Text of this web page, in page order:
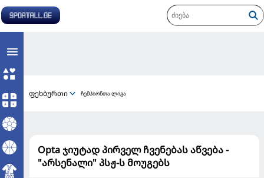
ფეხბურთი ჩემპიონთა ლიგა
Opta ჯიუტად პირველ ჩვენებას აწვება -
"არსენალი" პსჟ-ს მოუგებს